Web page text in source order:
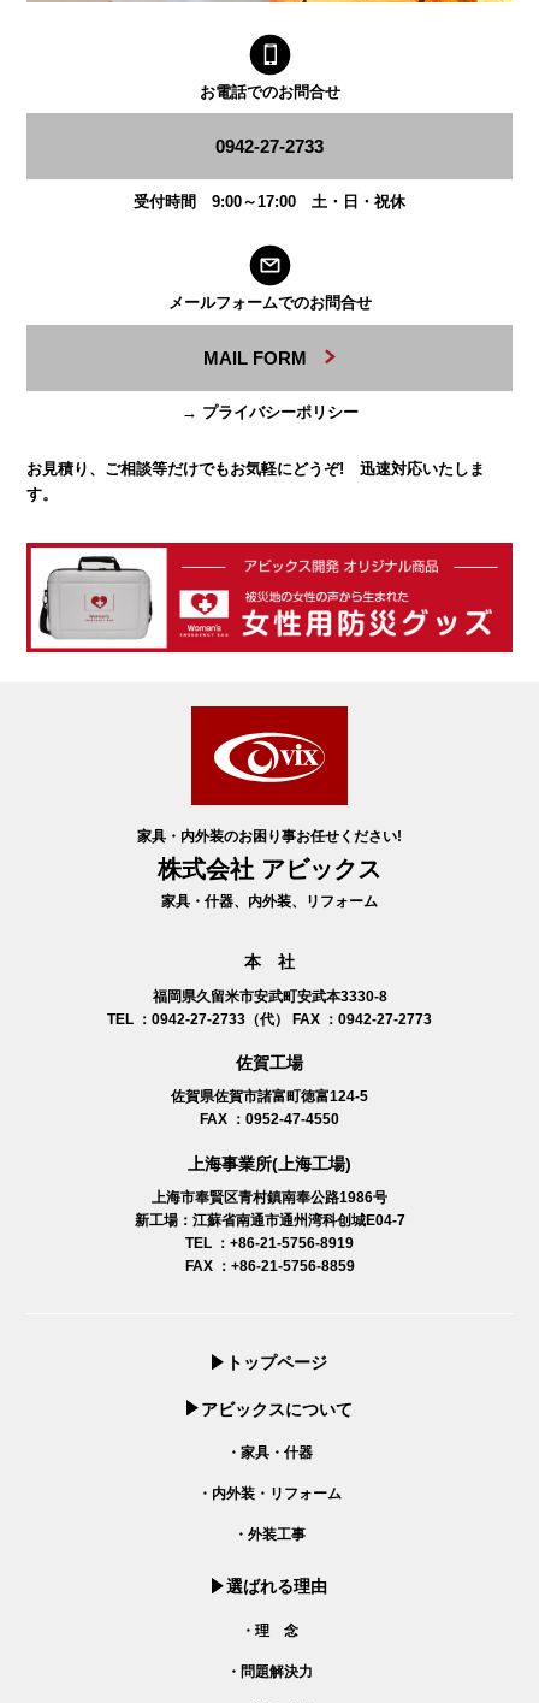
お電話でのお問合せ
0942-27-2733
受付時間 9:00～17:00 土・日・祝休
メールフォームでのお問合せ
MAIL FORM
→ プライバシーポリシー
お見積り、ご相談等だけでもお気軽にどうぞ! 迅速対応いたしま
す。
家具・内外装のお困り事お任せください!
株式会社 アビックス
家具・什器、内外装、リフォーム
本 社
福岡県久留米市安武町安武本3330-8
TEL ：0942-27-2733（代）
FAX ：0942-27-2773
佐賀工場
佐賀県佐賀市諸富町徳富124-5
FAX ：0952-47-4550
上海事業所(上海工場)
上海市奉賢区青村鎮南奉公路1986号
新工場：江蘇省南通市通州湾科创城E04-7
TEL ：+86-21-5756-8919
FAX ：+86-21-5756-8859
トップページ
アビックスについて
・家具・什器
・内外装・リフォーム
・外装工事
選ばれる理由
・理 念
・問題解決力